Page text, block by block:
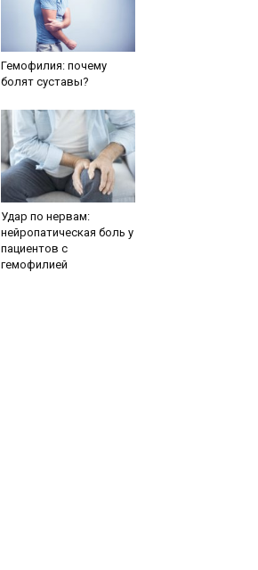
Гемофилия: почему
болят суставы?
Удар по нервам:
нейропатическая боль у
пациентов с
гемофилией